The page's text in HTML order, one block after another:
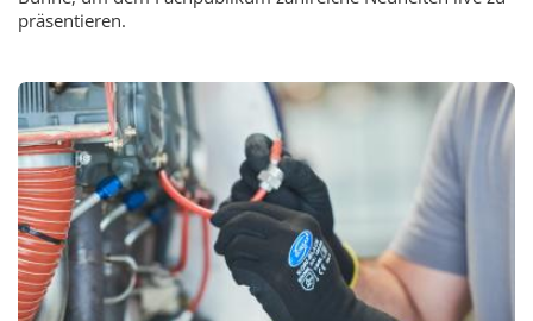
präsentieren.